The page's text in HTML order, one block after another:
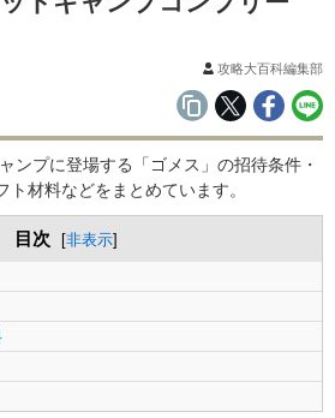
攻略大百科編集部
ンプに登場する「ゴメス」の招待条件・
材料などをまとめています。
目次 [非表示]